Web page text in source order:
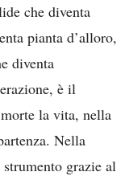
che diventa
pianta d’alloro,
diventa
è il
la vita, nella
Nella
grazie al